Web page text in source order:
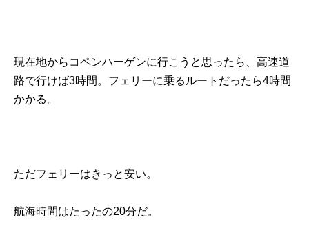
現在地からコペンハーゲンに行こうと思ったら、高速道
路で行けば3時間。フェリーに乗るルートだったら4時間
かかる。
ただフェリーはきっと安い。
航海時間はたったの20分だ。